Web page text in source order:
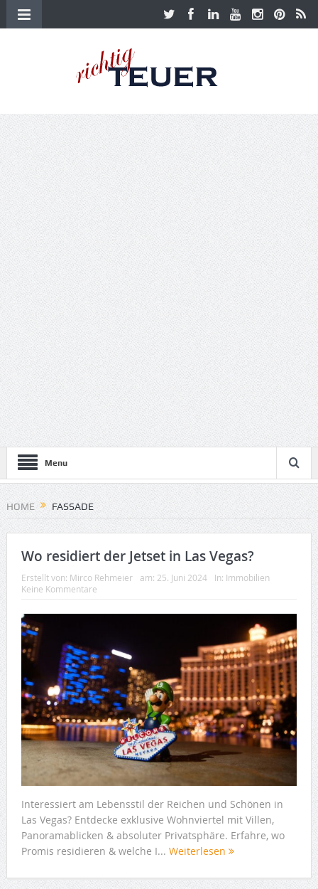
Menu
HOME FASSADE
Wo residiert der Jetset in Las Vegas?
Erstellt von: Mirco Rehmeier am: 25. Juni 2024 In: Immobilien
Keine Kommentare
Interessiert am Lebensstil der Reichen und Schönen in
Las Vegas? Entdecke exklusive Wohnviertel mit Villen,
Panoramablicken & absoluter Privatsphäre. Erfahre, wo
Promis residieren & welche I... Weiterlesen